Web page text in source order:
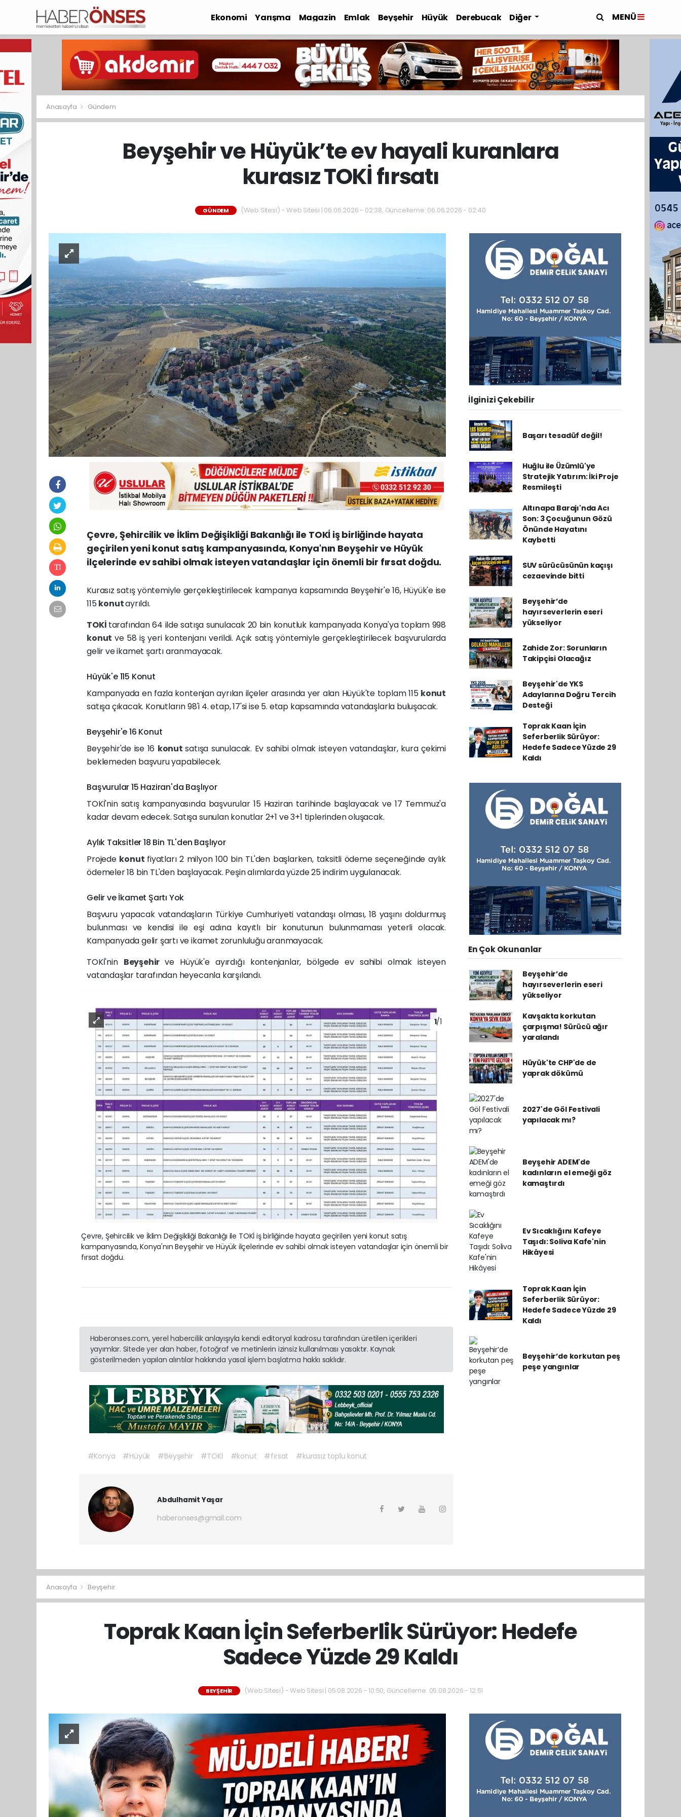
Ekonomi Yarışma Magazin Emlak Beyşehir Hüyük Derebucak Diğer MENÜ
Anasayfa Gündem
Beyşehir ve Hüyük’te ev hayali kuranlara
kurasız TOKİ fırsatı
GÜNDEM (Web Sitesi) - Web Sitesi | 06.06.2026 - 02:38, Güncelleme: 06.06.2026 - 02:40
Çevre, Şehircilik ve İklim Değişikliği Bakanlığı ile TOKİ iş birliğinde hayata
geçirilen yeni konut satış kampanyasında, Konya'nın Beyşehir ve Hüyük
ilçelerinde ev sahibi olmak isteyen vatandaşlar için önemli bir fırsat doğdu.
Kurasız satış yöntemiyle gerçekleştirilecek kampanya kapsamında Beyşehir'e 16, Hüyük'e ise
115konutayrıldı.
TOKİ tarafından 64 ilde satışa sunulacak 20 bin konutluk kampanyada Konya'ya toplam 998
konut ve 58 iş yeri kontenjanı verildi. Açık satış yöntemiyle gerçekleştirilecek başvurularda
gelir ve ikamet şartı aranmayacak.
Hüyük'e 115 Konut
Kampanyada en fazla kontenjan ayrılan ilçeler arasında yer alan Hüyük'te toplam 115 konut
satışa çıkacak. Konutların 98'i 4. etap, 17'si ise 5. etap kapsamında vatandaşlarla buluşacak.
Beyşehir'e 16 Konut
Beyşehir'de ise 16 konutsatışa sunulacak. Ev sahibi olmak isteyen vatandaşlar, kura çekimi
beklemeden başvuru yapabilecek.
Başvurular 15 Haziran'da Başlıyor
TOKİ'nin satış kampanyasında başvurular 15 Haziran tarihinde başlayacak ve 17 Temmuz'a
kadar devam edecek. Satışa sunulan konutlar 2+1 ve 3+1 tiplerinden oluşacak.
Aylık Taksitler 18 Bin TL'den Başlıyor
Projede konut fiyatları 2 milyon 100 bin TL'den başlarken, taksitli ödeme seçeneğinde aylık
ödemeler 18 bin TL'den başlayacak. Peşin alımlarda yüzde 25 indirim uygulanacak.
Gelir ve İkamet Şartı Yok
Başvuru yapacak vatandaşların Türkiye Cumhuriyeti vatandaşı olması, 18 yaşını doldurmuş
bulunması ve kendisi ile eşi adına kayıtlı bir konutunun bulunmaması yeterli olacak.
Kampanyada gelir şartı ve ikamet zorunluluğu aranmayacak.
TOKİ'nin Beyşehirve Hüyük'e ayırdığı kontenjanlar, bölgede ev sahibi olmak isteyen
vatandaşlar tarafından heyecanla karşılandı.
1/1
Çevre, Şehircilik ve İklim Değişikliği Bakanlığı ile TOKİ iş birliğinde hayata geçirilen yeni konut satış
kampanyasında, Konya'nın Beyşehir ve Hüyük ilçelerinde ev sahibi olmak isteyen vatandaşlar için önemli bir
fırsat doğdu.
Haberonses.com, yerel habercilik anlayışıyla kendi editoryal kadrosu tarafından üretilen içerikleri
yayımlar. Sitede yer alan haber, fotoğraf ve metinlerin izinsiz kullanılması yasaktır. Kaynak
gösterilmeden yapılan alıntılar hakkında yasal işlem başlatma hakkı saklıdır.
#Konya #Hüyük #Beyşehir #TOKİ #konut #fırsat #kurasız toplu konut
Abdulhamit Yaşar
haberonses@gmail.com
İlginizi Çekebilir
Başarı tesadüf değil!
Huğlu ile Üzümlü'ye
Stratejik Yatırım: İki Proje
Resmileşti
Altınapa Barajı'nda Acı
Son: 3 Çocuğunun Gözü
Önünde Hayatını
Kaybetti
SUV sürücüsünün kaçışı
cezaevinde bitti
Beyşehir’de
hayırseverlerin eseri
yükseliyor
Zahide Zor: Sorunların
Takipçisi Olacağız
Beyşehir'de YKS
Adaylarına Doğru Tercih
Desteği
Toprak Kaan İçin
Seferberlik Sürüyor:
Hedefe Sadece Yüzde 29
Kaldı
En Çok Okunanlar
Beyşehir’de
hayırseverlerin eseri
yükseliyor
Kavşakta korkutan
çarpışma! Sürücü ağır
yaralandı
Hüyük'te CHP'de de
yaprak dökümü
2027'de Göl Festivali
yapılacak mı?
Beyşehir ADEM'de
kadınların el emeği göz
kamaştırdı
Ev Sıcaklığını Kafeye
Taşıdı: Soliva Kafe'nin
Hikâyesi
Toprak Kaan İçin
Seferberlik Sürüyor:
Hedefe Sadece Yüzde 29
Kaldı
Beyşehir’de korkutan peş
peşe yangınlar
Anasayfa Beyşehir
Toprak Kaan İçin Seferberlik Sürüyor: Hedefe
Sadece Yüzde 29 Kaldı
BEYŞEHIR (Web Sitesi) - Web Sitesi | 05.08.2026 - 10:50, Güncelleme: 05.08.2026 - 12:51